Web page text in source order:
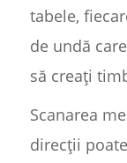
tabele,
de undă
să creați
Scanarea
direcții